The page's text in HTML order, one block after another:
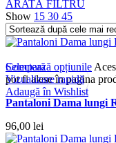
ARATĂ FILTRU
Show 15 30 45
Compară
Vizualizare rapidă
Adaugă în Wishlist
Selectează opțiunile
pot fi alese în pagina
Pantaloni Dama lungi
96,00 lei